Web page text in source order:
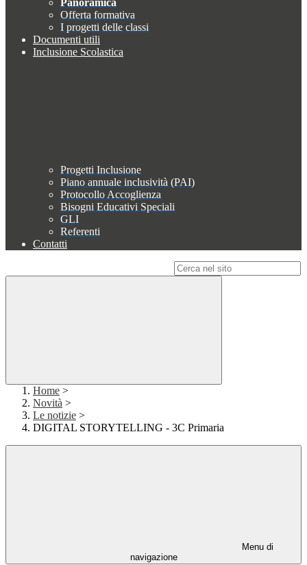
Panoramica
Offerta formativa
I progetti delle classi
Documenti utili
Inclusione Scolastica
Progetti Inclusione
Piano annuale inclusività (PAI)
Protocollo Accoglienza
Bisogni Educativi Speciali
GLI
Referenti
Contatti
Home >
Novità >
Le notizie >
DIGITAL STORYTELLING - 3C Primaria
Menu di
navigazione